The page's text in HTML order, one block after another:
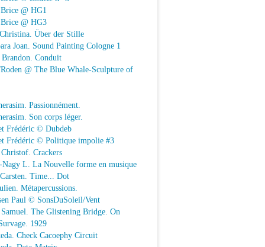
@ HG1
@ HG3
Über der Stille
Joan. Sound Painting Cologne 1
Conduit
@ The Blue Whale-Sculpture of
Passionnément.
Son corps léger.
Frédéric © Dubdeb
Frédéric © Politique impolie #3
Crackers
L. La Nouvelle forme en musique
Time... Dot
Métapercussions.
Paul © SonsDuSoleil/Vent
The Glistening Bridge. On
1929
Check Cacoephy Circuit